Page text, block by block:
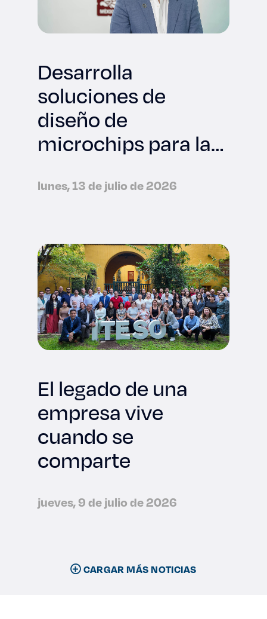
Desarrolla
soluciones de
diseño de
microchips para la
tecnológica
lunes, 13 de julio de 2026
El legado de una
empresa vive
cuando se
comparte
jueves, 9 de julio de 2026
CARGAR MÁS NOTICIAS